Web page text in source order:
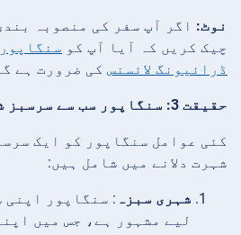
نوٹ: اگر آپ سفر کی منصوبہ
چیک کریں کہ آیا آپ کو
ڈرائیونگ لائسنس کی ضرورت ہے
حقیقت 3: سنگاپور سب سے سرسبز شہروں میں سے ایک ہے
کئی عوامل سنگاپور کو ایک
شہرت دلانے میں شامل ہیں:
شہری سبزہ : سنگاپور اپنی
لیے مشہور ہے، جس میں